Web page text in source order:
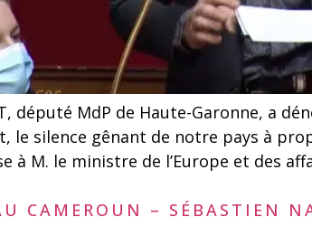
député MdP de Haute-Garonne, a
le silence gênant de notre pays à
à M. le ministre de l’Europe et des
CAMEROUN – SÉBASTIEN